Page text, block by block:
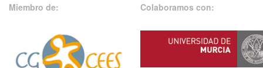
Miembro de: Colaboramos con: